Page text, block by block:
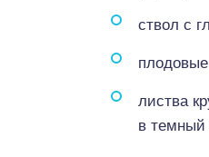
ствол с
листва
в темный